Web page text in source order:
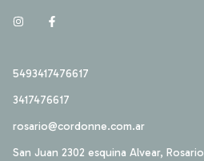
5493417476617
3417476617
rosario@cordonne.com.ar
San Juan 2302 esquina Alvear, Rosario